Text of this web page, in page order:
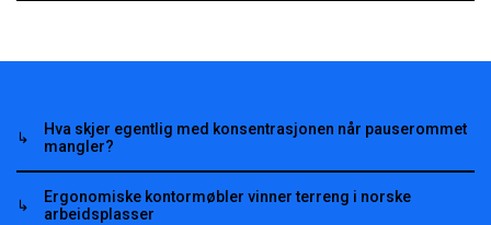
Hva skjer egentlig med konsentrasjonen når pauserommet
mangler?
Ergonomiske kontormøbler vinner terreng i norske
arbeidsplasser